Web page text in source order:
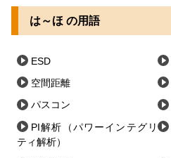
は～ほ の用語
ESD
空間距離
パスコン
PI解析（パワーインテグリ
ティ解析）